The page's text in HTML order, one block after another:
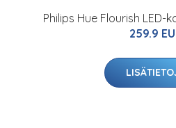
Philips Hue Flourish LED-
259.9